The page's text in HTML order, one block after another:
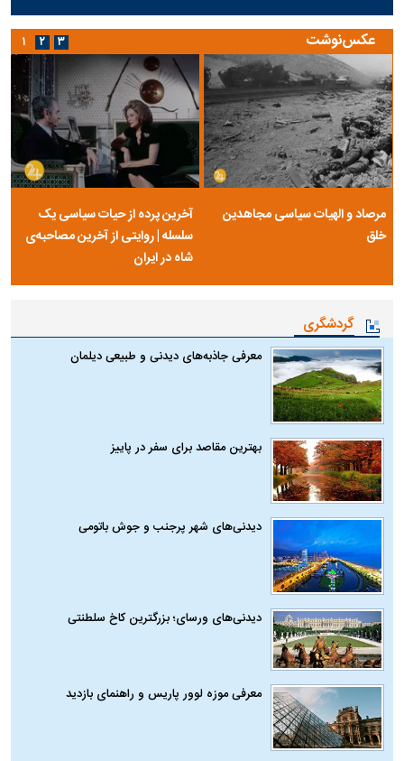
عکس‌نوشت
مرصاد و الهیات سیاسی مجاهدین
خلق
آخرین پرده از حیات سیاسی یک
سلسله | روایتی از آخرین مصاحبه‌ی
شاه در ایران
۱ ۲ ۳
گردشگری
معرفی جاذبه‌های دیدنی و طبیعی دیلمان
بهترین مقاصد برای سفر در پاییز
دیدنی‌های شهر پرجنب و جوش باتومی
دیدنی‌های ورسای؛ بزرگترین کاخ سلطنتی
معرفی موزه لوور پاریس و راهنمای بازدید